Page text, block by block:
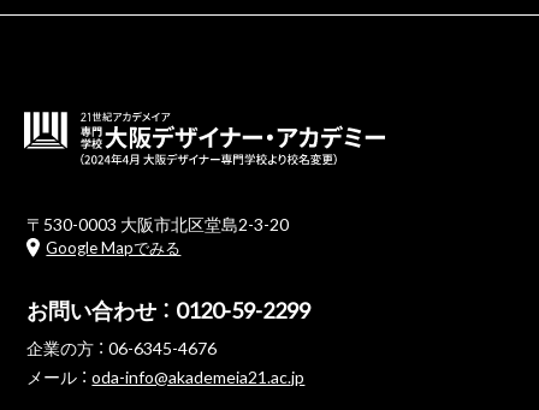
〒530-0003 大阪市北区堂島2-3-20
Google Mapでみる
お問い合わせ ： 0120-59-2299
企業の方 ： 06-6345-4676
メール ：oda-info@akademeia21.ac.jp